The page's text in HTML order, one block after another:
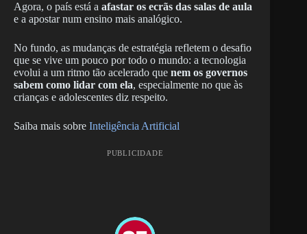
Agora, o país está a afastar os ecrãs das salas de aula
e a apostar num ensino mais analógico.
No fundo, as mudanças de estratégia refletem o desafio
que se vive um pouco por todo o mundo: a tecnologia
evolui a um ritmo tão acelerado que nem os governos
sabem como lidar com ela, especialmente no que às
crianças e adolescentes diz respeito.
Saiba mais sobre Inteligência Artificial
PUBLICIDADE